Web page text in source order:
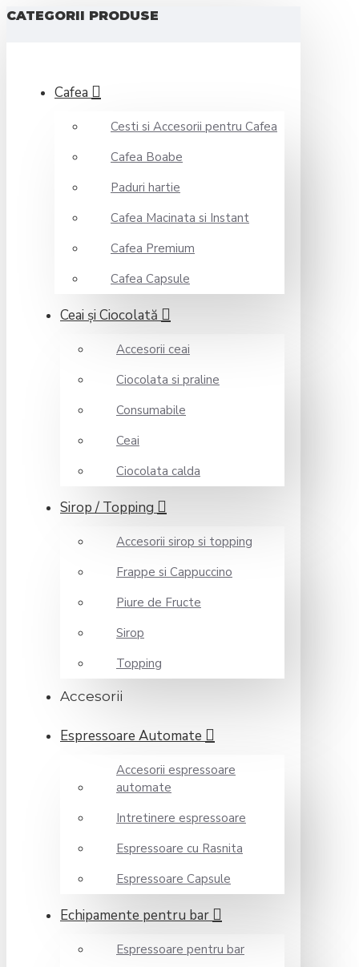
CATEGORII PRODUSE
Cafea
Cesti si Accesorii pentru Cafea
Cafea Boabe
Paduri hartie
Cafea Macinata si Instant
Cafea Premium
Cafea Capsule
Ceai şi Ciocolată
Accesorii ceai
Ciocolata si praline
Consumabile
Ceai
Ciocolata calda
Sirop / Topping
Accesorii sirop si topping
Frappe si Cappuccino
Piure de Fructe
Sirop
Topping
Accesorii
Espressoare Automate
Accesorii espressoare
automate
Intretinere espressoare
Espressoare cu Rasnita
Espressoare Capsule
Echipamente pentru bar
Espressoare pentru bar